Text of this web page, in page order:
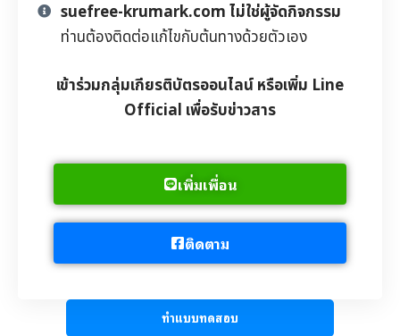
suefree-krumark.com ไม่ใช่ผู้จัดกิจกรรม
ท่านต้องติดต่อแก้ไขกับต้นทางด้วยตัวเอง
เข้าร่วมกลุ่มเกียรติบัตรออนไลน์ หรือเพิ่ม Line
Official เพื่อรับข่าวสาร
เพิ่มเพื่อน
ติดตาม
ทำแบบทดสอบ